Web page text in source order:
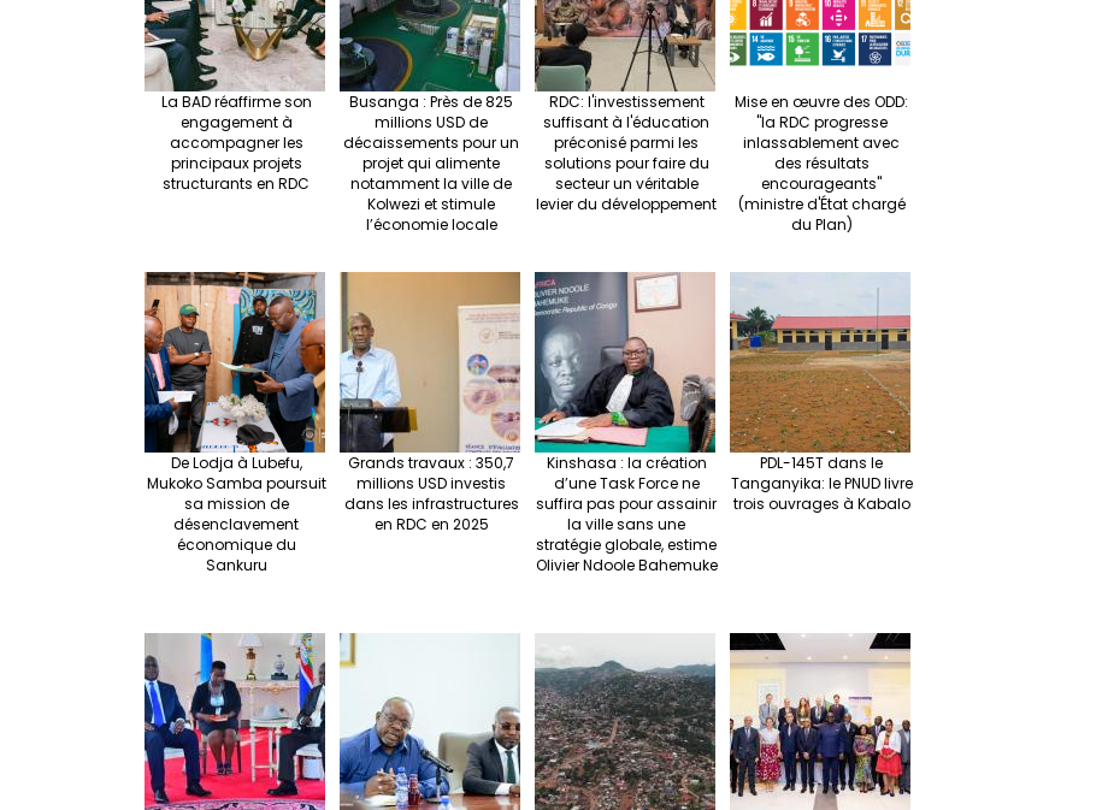
La BAD réaffirme son
engagement à
accompagner les
principaux projets
structurants en RDC
Busanga : Près de 825
millions USD de
décaissements pour un
projet qui alimente
notamment la ville de
Kolwezi et stimule
l’économie locale
RDC: l'investissement
suffisant à l'éducation
préconisé parmi les
solutions pour faire du
secteur un véritable
levier du développement
Mise en œuvre des ODD:
"la RDC progresse
inlassablement avec
des résultats
encourageants"
(ministre d'État chargé
du Plan)
De Lodja à Lubefu,
Mukoko Samba poursuit
sa mission de
désenclavement
économique du
Sankuru
Grands travaux : 350,7
millions USD investis
dans les infrastructures
en RDC en 2025
Kinshasa : la création
d’une Task Force ne
suffira pas pour assainir
la ville sans une
stratégie globale, estime
Olivier Ndoole Bahemuke
PDL-145T dans le
Tanganyika: le PNUD livre
trois ouvrages à Kabalo